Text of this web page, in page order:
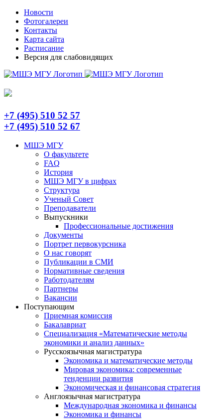
Skip
content
TelegramНовости
Фотогалереи
Контакты
Карта сайта
Расписание
Версия для слабовидящих
+7 (495) 510 52 57
+7 (495) 510 52 67
МШЭ МГУ
О факультете
FAQ
История
МШЭ МГУ в цифрах
Структура
Ученый Совет
Преподаватели
Выпускники
Профессиональные достижения
Документы
Портрет первокурсника
О нас говорят
Публикации в СМИ
Нормативные сведения
Работодателям
Партнеры
Вакансии
Поступающим
Приемная комиссия
Бакалавриат
Специализация «Математические методы
экономики и анализ данных»
Русскоязычная магистратура
Экономика и математические методы
Мировая экономика: современные
тенденции развития
Экономическая и финансовая стратегия
Англоязычная магистратура
Международная экономика и финансы
Экономика и финансы